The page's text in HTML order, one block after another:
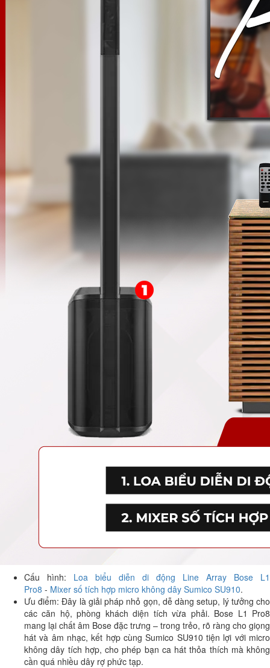
Cấu hình: Loa biểu diễn di động Line Array Bose L1
Pro8 - Mixer số tích hợp micro không dây Sumico SU910.
Ưu điểm: Đây là giải pháp nhỏ gọn, dễ dàng setup, lý tưởng cho
các căn hộ, phòng khách diện tích vừa phải. Bose L1 Pro8
mang lại chất âm Bose đặc trưng – trong trẻo, rõ ràng cho giọng
hát và âm nhạc, kết hợp cùng Sumico SU910 tiện lợi với micro
không dây tích hợp, cho phép bạn ca hát thỏa thích mà không
cần quá nhiều dây rợ phức tạp.